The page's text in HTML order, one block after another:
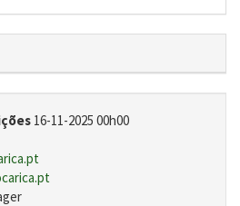
16-11-2025 00h00